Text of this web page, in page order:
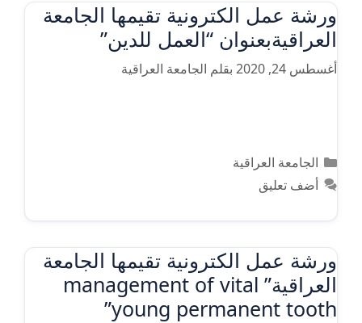
ورشة عمل الكترونية تقيمها الجامعة
العراقيةبعنوان “العمل للدين”
أغسطس 24, 2020 بقلم الجامعة العراقية
التصنيفات
الجامعة العراقية
أضف تعليق
ورشة عمل الكترونية تقيمها الجامعة
العراقية” management of vital
young permanent tooth”